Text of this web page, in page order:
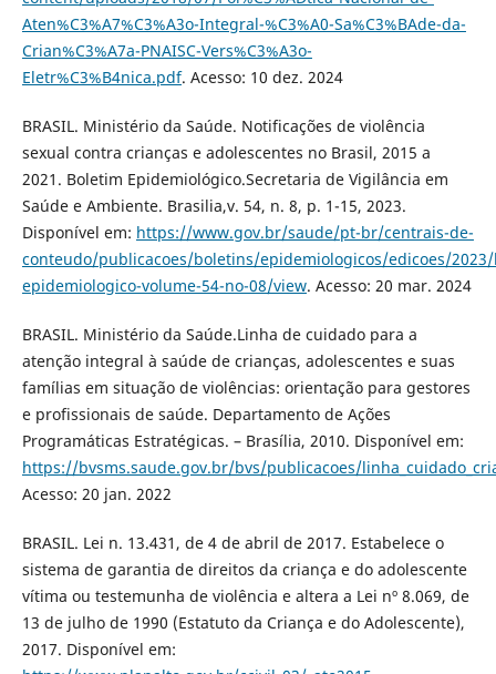
Aten%C3%A7%C3%A3o-Integral-%C3%A0-Sa%C3%BAde-da-
Crian%C3%A7a-PNAISC-Vers%C3%A3o-
Eletr%C3%B4nica.pdf. Acesso: 10 dez. 2024
BRASIL. Ministério da Saúde. Notificações de violência
sexual contra crianças e adolescentes no Brasil, 2015 a
2021. Boletim Epidemiológico.Secretaria de Vigilância em
Saúde e Ambiente. Brasilia,v. 54, n. 8, p. 1-15, 2023.
Disponível em: https://www.gov.br/saude/pt-br/centrais-de-
conteudo/publicacoes/boletins/epidemiologicos/edicoes/
epidemiologico-volume-54-no-08/view. Acesso: 20 mar. 2024
BRASIL. Ministério da Saúde.Linha de cuidado para a
atenção integral à saúde de crianças, adolescentes e suas
famílias em situação de violências: orientação para gestores
e profissionais de saúde. Departamento de Ações
Programáticas Estratégicas. – Brasília, 2010. Disponível em:
https://bvsms.saude.gov.br/bvs/publicacoes/
Acesso: 20 jan. 2022
BRASIL. Lei n. 13.431, de 4 de abril de 2017. Estabelece o
sistema de garantia de direitos da criança e do adolescente
vítima ou testemunha de violência e altera a Lei nº 8.069, de
13 de julho de 1990 (Estatuto da Criança e do Adolescente),
2017. Disponível em: